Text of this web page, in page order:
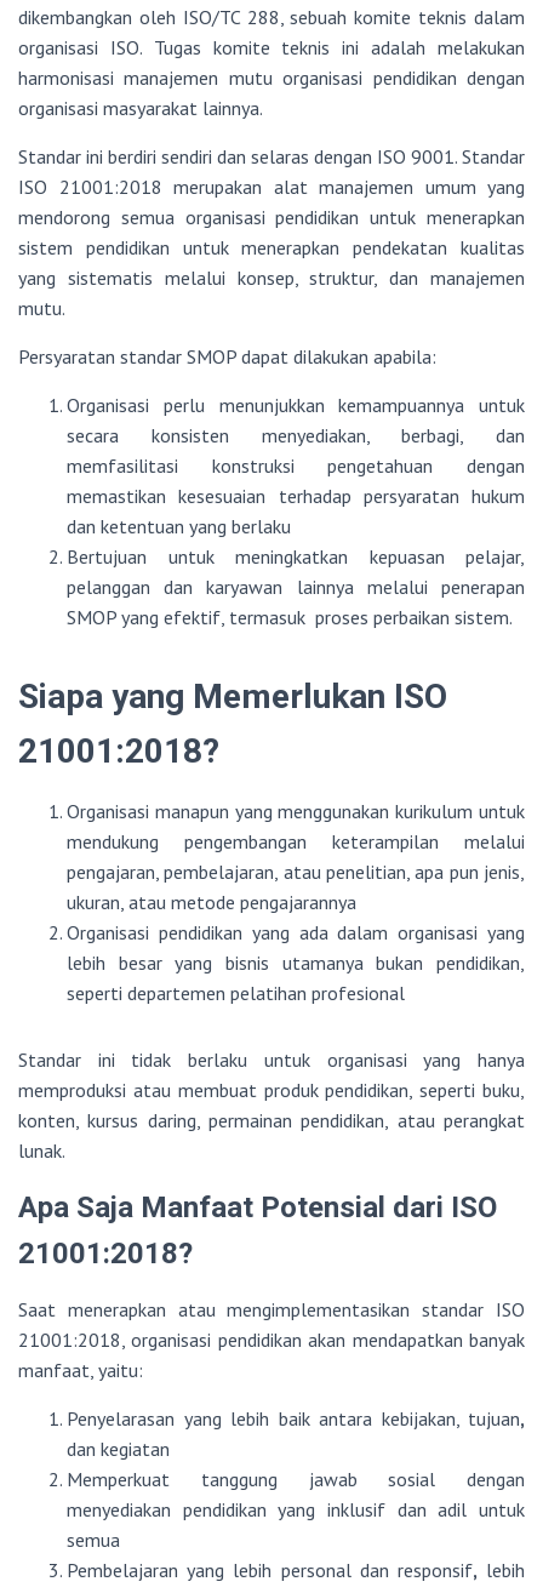
dikembangkan oleh ISO/TC 288, sebuah komite teknis dalam
organisasi ISO. Tugas komite teknis ini adalah melakukan
harmonisasi manajemen mutu organisasi pendidikan dengan
organisasi masyarakat lainnya.
Standar ini berdiri sendiri dan selaras dengan ISO 9001. Standar
ISO 21001:2018 merupakan alat manajemen umum yang
mendorong semua organisasi pendidikan untuk menerapkan
sistem pendidikan untuk menerapkan pendekatan kualitas
yang sistematis melalui konsep, struktur, dan manajemen
mutu.
Persyaratan standar SMOP dapat dilakukan apabila:
Organisasi perlu menunjukkan kemampuannya untuk
secara konsisten menyediakan, berbagi, dan
memfasilitasi konstruksi pengetahuan dengan
memastikan kesesuaian terhadap persyaratan hukum
dan ketentuan yang berlaku
Bertujuan untuk meningkatkan kepuasan pelajar,
pelanggan dan karyawan lainnya melalui penerapan
SMOP yang efektif, termasuk proses perbaikan sistem.
Siapa yang Memerlukan ISO
21001:2018?
Organisasi manapun yang menggunakan kurikulum untuk
mendukung pengembangan keterampilan melalui
pengajaran, pembelajaran, atau penelitian, apa pun jenis,
ukuran, atau metode pengajarannya
Organisasi pendidikan yang ada dalam organisasi yang
lebih besar yang bisnis utamanya bukan pendidikan,
seperti departemen pelatihan profesional
Standar ini tidak berlaku untuk organisasi yang hanya
memproduksi atau membuat produk pendidikan, seperti buku,
konten, kursus daring, permainan pendidikan, atau perangkat
lunak.
Apa Saja Manfaat Potensial dari ISO
21001:2018?
Saat menerapkan atau mengimplementasikan standar ISO
21001:2018, organisasi pendidikan akan mendapatkan banyak
manfaat, yaitu:
Penyelarasan yang lebih baik antara kebijakan, tujuan,
dan kegiatan
Memperkuat tanggung jawab sosial dengan
menyediakan pendidikan yang inklusif dan adil untuk
semua
Pembelajaran yang lebih personal dan responsif, lebih